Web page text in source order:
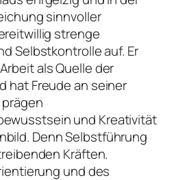
sinnvoller
strenge
Selbstkontrolle auf. Er
als Quelle der
hat Freude an seiner
und Kreativität
Denn Selbstführung
Kräften.
und des